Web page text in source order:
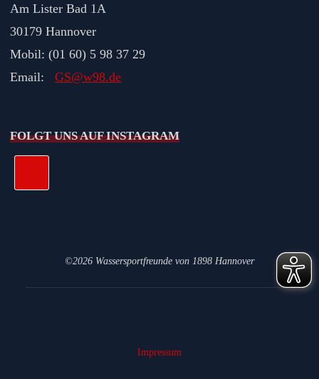
Am Lister Bad 1A
30179 Hannover
Mobil: (01 60) 5 98 37 29
Email:GS@w98.de
FOLGT UNS AUF INSTAGRAM
©2026 Wassersportfreunde von 1898 Hannover
Impressum